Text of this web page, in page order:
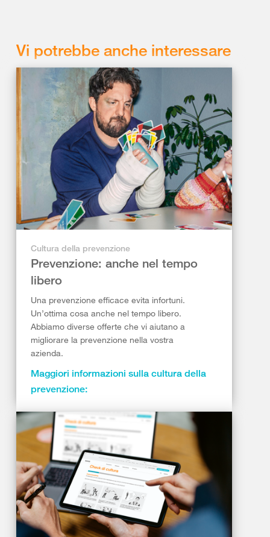
Vi potrebbe anche interessare
Cultura della prevenzione
Prevenzione: anche nel tempo
libero
Una prevenzione efficace evita infortuni.
Un’ottima cosa anche nel tempo libero.
Abbiamo diverse offerte che vi aiutano a
migliorare la prevenzione nella vostra
azienda.
Maggiori informazioni sulla cultura della
prevenzione: